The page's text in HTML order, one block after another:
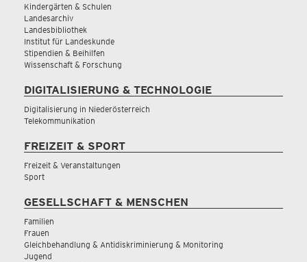
Kindergärten & Schulen
Landesarchiv
Landesbibliothek
Institut für Landeskunde
Stipendien & Beihilfen
Wissenschaft & Forschung
DIGITALISIERUNG & TECHNOLOGIE
Digitalisierung in Niederösterreich
Telekommunikation
FREIZEIT & SPORT
Freizeit & Veranstaltungen
Sport
GESELLSCHAFT & MENSCHEN
Familien
Frauen
Gleichbehandlung & Antidiskriminierung & Monitoring
Jugend